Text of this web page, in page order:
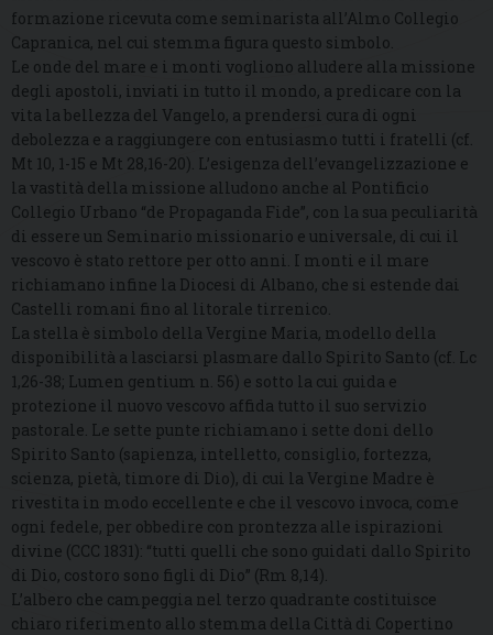
formazione ricevuta come seminarista all’Almo Collegio
Capranica, nel cui stemma figura questo simbolo.
Le onde del mare e i monti vogliono alludere alla missione
degli apostoli, inviati in tutto il mondo, a predicare con la
vita la bellezza del Vangelo, a prendersi cura di ogni
debolezza e a raggiungere con entusiasmo tutti i fratelli (cf.
Mt 10, 1-15 e Mt 28,16-20). L’esigenza dell’evangelizzazione e
la vastità della missione alludono anche al Pontificio
Collegio Urbano “de Propaganda Fide”, con la sua peculiarità
di essere un Seminario missionario e universale, di cui il
vescovo è stato rettore per otto anni. I monti e il mare
richiamano infine la Diocesi di Albano, che si estende dai
Castelli romani fino al litorale tirrenico.
La stella è simbolo della Vergine Maria, modello della
disponibilità a lasciarsi plasmare dallo Spirito Santo (cf. Lc
1,26-38; Lumen gentium n. 56) e sotto la cui guida e
protezione il nuovo vescovo affida tutto il suo servizio
pastorale. Le sette punte richiamano i sette doni dello
Spirito Santo (sapienza, intelletto, consiglio, fortezza,
scienza, pietà, timore di Dio), di cui la Vergine Madre è
rivestita in modo eccellente e che il vescovo invoca, come
ogni fedele, per obbedire con prontezza alle ispirazioni
divine (CCC 1831): “tutti quelli che sono guidati dallo Spirito
di Dio, costoro sono figli di Dio” (Rm 8,14).
L’albero che campeggia nel terzo quadrante costituisce
chiaro riferimento allo stemma della Città di Copertino